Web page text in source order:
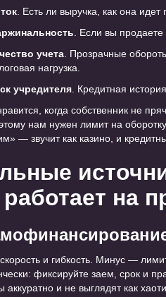
. Есть ли выручка, как она
. Если вы
учета . Прозрачные
нагрузка.
учредителя . Кредитная
когда собственник не
нам нужен лимит на
— звучит как казино, и
на
и гибкость. Минус —
фиксируйте заем, срок и
аккуратно и не выглядят как